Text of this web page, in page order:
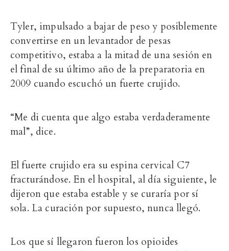
Tyler, impulsado a bajar de peso y posiblemente
convertirse en un levantador de pesas
competitivo, estaba a la mitad de una sesión en
el final de su último año de la preparatoria en
2009 cuando escuchó un fuerte crujido.
“Me di cuenta que algo estaba verdaderamente
mal”, dice.
El fuerte crujido era su espina cervical C7
fracturándose. En el hospital, al día siguiente, le
dijeron que estaba estable y se curaría por sí
sola. La curación por supuesto, nunca llegó.
Los que sí llegaron fueron los opioides